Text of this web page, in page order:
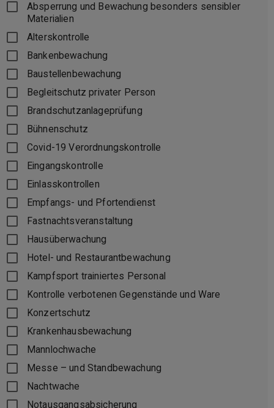
Absperrung und Bewachung besonders sensibler
Materialien
Alterskontrolle
Bankenbewachung
Baustellenbewachung
Begleitschutz privater Person
Brandschutzanlageprüfung
Bühnenschutz
Covid-19 Verordnungskontrolle
Eingangskontrolle
Einlasskontrollen
Empfangs- und Pfortendienst
Fastnachtsveranstaltung
Hausüberwachung
Hotel- und Restaurantbewachung
Kampfsport trainiertes Personal
Kontrolle verbotenen Gegenstände und Ware
Konzertschutz
Krankenhausbewachung
Mannlochwache
Messe – und Standbewachung
Nachtwache
Notausgangsabsicherung